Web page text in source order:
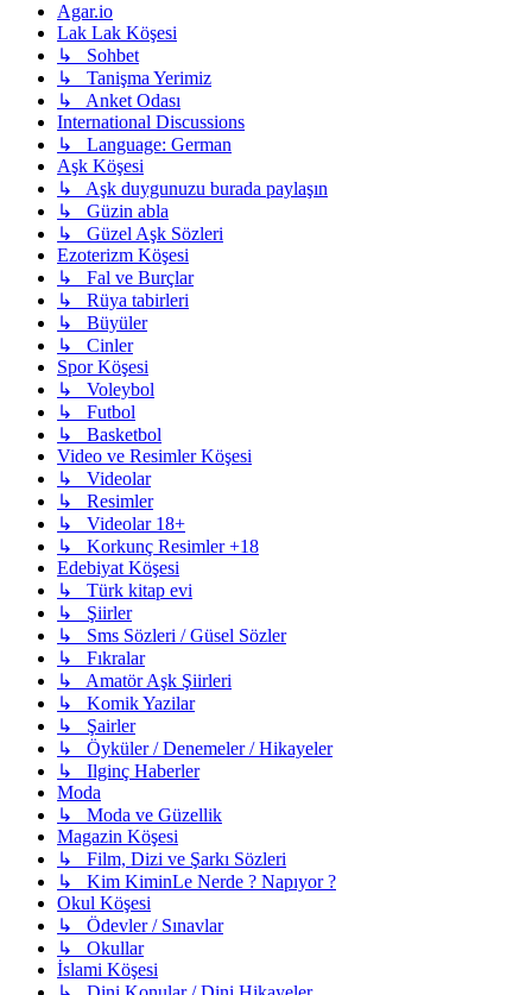
Agar.io
Lak Lak Köşesi
↳ Sohbet
↳ Tanişma Yerimiz
↳ Anket Odası
International Discussions
↳ Language: German
Aşk Köşesi
↳ Aşk duygunuzu burada paylaşın
↳ Güzin abla
↳ Güzel Aşk Sözleri
Ezoterizm Köşesi
↳ Fal ve Burçlar
↳ Rüya tabirleri
↳ Büyüler
↳ Cinler
Spor Köşesi
↳ Voleybol
↳ Futbol
↳ Basketbol
Video ve Resimler Köşesi
↳ Videolar
↳ Resimler
↳ Videolar 18+
↳ Korkunç Resimler +18
Edebiyat Köşesi
↳ Türk kitap evi
↳ Şiirler
↳ Sms Sözleri / Güsel Sözler
↳ Fıkralar
↳ Amatör Aşk Şiirleri
↳ Komik Yazilar
↳ Şairler
↳ Öyküler / Denemeler / Hikayeler
↳ Ilginç Haberler
Moda
↳ Moda ve Güzellik
Magazin Köşesi
↳ Film, Dizi ve Şarkı Sözleri
↳ Kim KiminLe Nerde ? Napıyor ?
Okul Köşesi
↳ Ödevler / Sınavlar
↳ Okullar
İslami Köşesi